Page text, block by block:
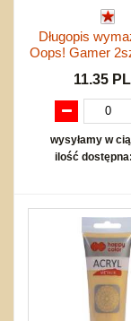
Długopis
Oops! Gamer
11.35
wysyłamy w
ilość